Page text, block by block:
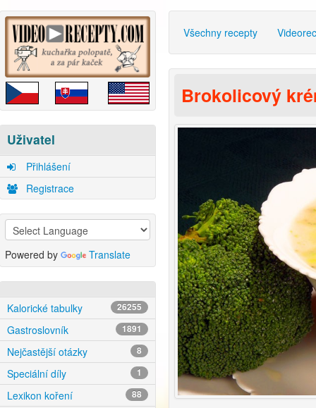
Uživatel
Přihlášení
Registrace
Powered by Translate
Kalorické tabulky 26255
Gastroslovník 1891
Nejčastější otázky 8
Speciální díly 1
Lexikon koření 88
Všechny recepty
Brokolicový